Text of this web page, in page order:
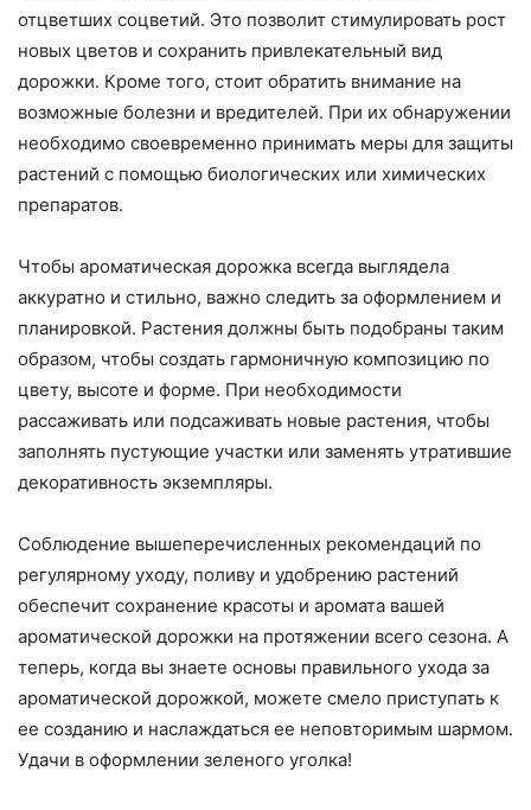
отцветших соцветий. Это позволит стимулировать рост
новых цветов и сохранить привлекательный вид
дорожки. Кроме того, стоит обратить внимание на
возможные болезни и вредителей. При их обнаружении
необходимо своевременно принимать меры для защиты
растений с помощью биологических или химических
препаратов.
Чтобы ароматическая дорожка всегда выглядела
аккуратно и стильно, важно следить за оформлением и
планировкой. Растения должны быть подобраны таким
образом, чтобы создать гармоничную композицию по
цвету, высоте и форме. При необходимости
рассаживать или подсаживать новые растения, чтобы
заполнять пустующие участки или заменять утратившие
декоративность экземпляры.
Соблюдение вышеперечисленных рекомендаций по
регулярному уходу, поливу и удобрению растений
обеспечит сохранение красоты и аромата вашей
ароматической дорожки на протяжении всего сезона. А
теперь, когда вы знаете основы правильного ухода за
ароматической дорожкой, можете смело приступать к
ее созданию и наслаждаться ее неповторимым шармом.
Удачи в оформлении зеленого уголка!